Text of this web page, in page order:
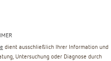
dient ausschließlich Ihrer Information und
Untersuchung oder Diagnose durch